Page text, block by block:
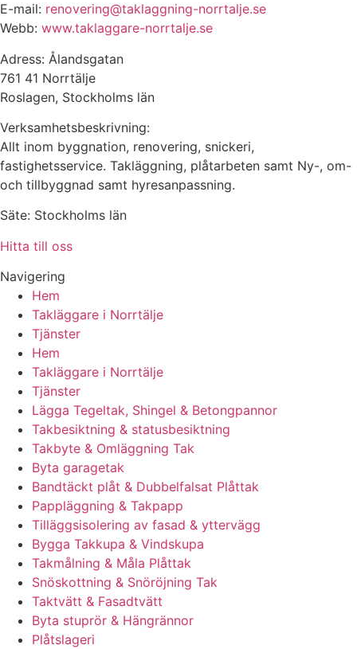
E-mail: renovering@taklaggning-norrtalje.se
Webb: www.taklaggare-norrtalje.se
Adress: Ålandsgatan
761 41 Norrtälje
Roslagen, Stockholms län
Verksamhetsbeskrivning:
Allt inom byggnation, renovering, snickeri,
fastighetsservice. Takläggning, plåtarbeten samt Ny-, om-
och tillbyggnad samt hyresanpassning.
Säte: Stockholms län
Hitta till oss
Navigering
Hem
Takläggare i Norrtälje
Tjänster
Hem
Takläggare i Norrtälje
Tjänster
Lägga Tegeltak, Shingel & Betongpannor
Takbesiktning & statusbesiktning
Takbyte & Omläggning Tak
Byta garagetak
Bandtäckt plåt & Dubbelfalsat Plåttak
Pappläggning & Takpapp
Tilläggsisolering av fasad & yttervägg
Bygga Takkupa & Vindskupa
Takmålning & Måla Plåttak
Snöskottning & Snöröjning Tak
Taktvätt & Fasadtvätt
Byta stuprör & Hängrännor
Plåtslageri